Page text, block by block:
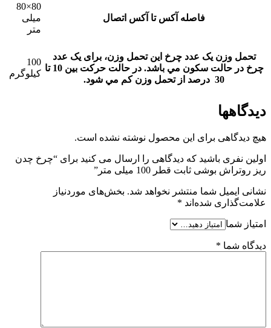
فاصله آکس تا آکس اتصال
80×80
میلی
متر
تحمل وزن یک عدد چرخ این تحمل وزن، برای يک عدد
چرخ در حالت سکون مي باشد. در حالت حرکت بين 10 تا
30 درصد از تحمل وزن کم مي شود.
100
کیلوگرم
دیدگاهها
هیچ دیدگاهی برای این محصول نوشته نشده است.
اولین نفری باشید که دیدگاهی را ارسال می کنید برای “چرخ چدن
ریز روتراش بوشی ثابت قطر 100 میلی متر”
نشانی ایمیل شما منتشر نخواهد شد. بخش‌های موردنیاز
علامت‌گذاری شده‌اند *
امتیاز شما
دیدگاه شما *